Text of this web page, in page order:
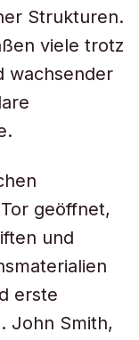
Strukturen.
viele trotz
wachsender
geöffnet,
und
erste
John Smith,